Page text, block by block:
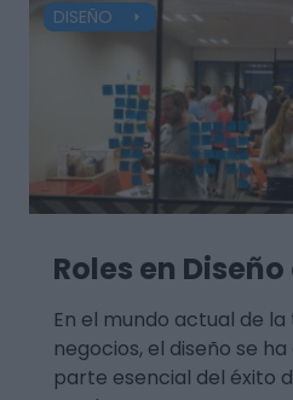
DISEÑO
Roles en
En el mundo actual de
negocios, el diseño se
parte esencial del éxito